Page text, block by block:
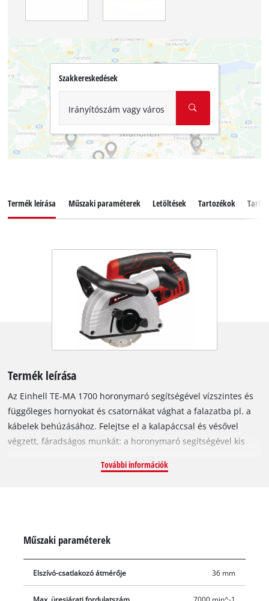
Szakkereskedések
Irányítószám vagy város
Termék leírása Műszaki paraméterek Letöltések Tartozékok
Termék leírása
Az Einhell TE-MA 1700 horonymaró segítségével vízszintes és
függőleges hornyokat és csatornákat vághat a falazatba pl. a
kábelek behúzásához. Felejtse el a kalapáccsal és vésővel
végzett, fáradságos munkát: a horonymaró segítségével kis
marási feladatokat. Az 1700 watt teljesítményű horonymaró
szerszámmal vésheti ki. A kiváló végeredményt a nagy
teljesítményű motor garantálja. A fokozatmentes
vágásmélység-beállítás, a vágókorong pozíciójának jelölése és
További információk
Műszaki paraméterek
Elszívó-csatlakozó átmérője 36 mm